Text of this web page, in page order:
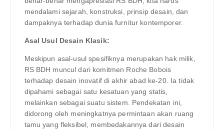
mendalami sejarah, konstruksi, prinsip desain, dan
dampaknya terhadap dunia furnitur kontemporer.
Asal Usul Desain Klasik:
Meskipun asal-usul spesifiknya merupakan hak milik,
RS BDH muncul dari komitmen Roche Bobois
terhadap desain inovatif di akhir abad ke-20. Ia tidak
dipahami sebagai satu kesatuan yang statis,
melainkan sebagai suatu sistem. Pendekatan ini,
didorong oleh meningkatnya permintaan akan ruang
tamu yang fleksibel, membedakannya dari desain